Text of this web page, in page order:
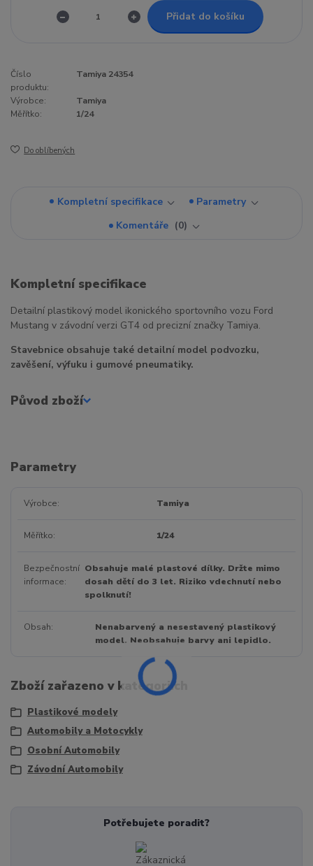
Přidat do košíku
Číslo
produktu:
Tamiya 24354
Výrobce:
Tamiya
Měřítko:
1/24
Do oblíbených
Kompletní specifikace
Parametry
Komentáře
0
Kompletní specifikace
Detailní plastikový model ikonického sportovního vozu Ford
Mustang v závodní verzi GT4 od precizní značky Tamiya.
Stavebnice obsahuje také detailní model podvozku,
zavěšení, výfuku i gumové pneumatiky.
Původ zboží
Parametry
Výrobce Tamiya
Měřítko 1/24
Bezpečnostní
informace
Obsahuje malé plastové dílky. Držte mimo
dosah dětí do 3 let. Riziko vdechnutí nebo
spolknutí!
Obsah
Nenabarvený a nesestavený plastikový
model. Neobsahuje barvy ani lepidlo.
Zboží zařazeno v kategoriích
Plastikové modely
Automobily a Motocykly
Osobní Automobily
Závodní Automobily
Potřebujete poradit?